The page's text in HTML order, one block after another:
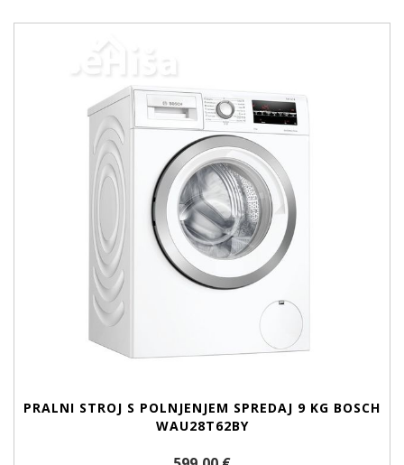
PRALNI STROJ S POLNJENJEM SPREDAJ 9 KG BOSCH
WAU28T62BY